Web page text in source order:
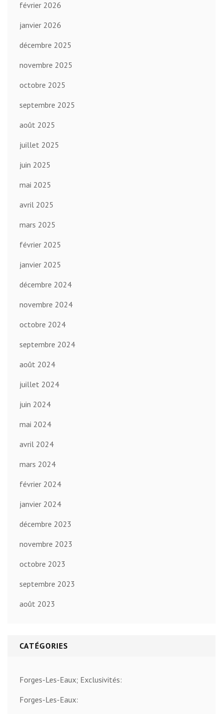
février 2026
janvier 2026
décembre 2025
novembre 2025
octobre 2025
septembre 2025
août 2025
juillet 2025
juin 2025
mai 2025
avril 2025
mars 2025
février 2025
janvier 2025
décembre 2024
novembre 2024
octobre 2024
septembre 2024
août 2024
juillet 2024
juin 2024
mai 2024
avril 2024
mars 2024
février 2024
janvier 2024
décembre 2023
novembre 2023
octobre 2023
septembre 2023
août 2023
CATÉGORIES
Forges-Les-Eaux; Exclusivités:
Forges-Les-Eaux: